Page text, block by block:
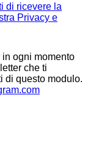
di ricevere la
Privacy e
ogni momento
che ti
di questo modulo.